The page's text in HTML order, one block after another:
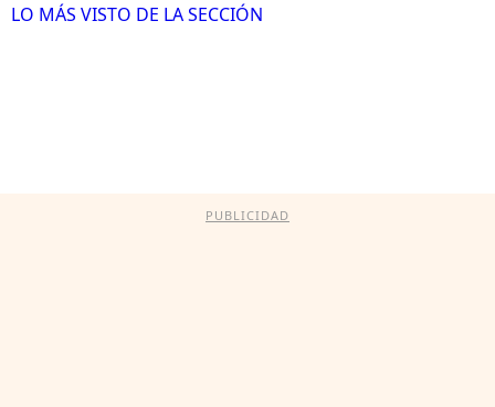
LO MÁS VISTO DE LA SECCIÓN
PUBLICIDAD